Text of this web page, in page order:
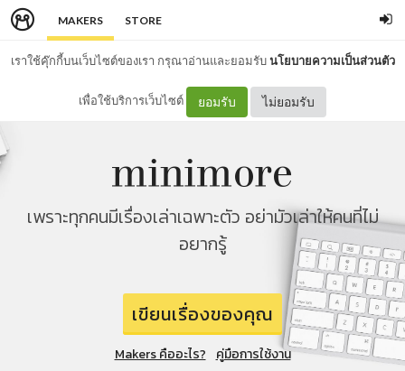
MAKERS STORE
เราใช้คุ๊กกี้บนเว็บไซต์ของเรา กรุณาอ่านและยอมรับนโยบายความเป็นส่วนตัว
เพื่อใช้บริการเว็บไซต์ ยอมรับ ไม่ยอมรับ
เพราะทุกคนมีเรื่องเล่าเฉพาะตัว อย่ามัวเล่าให้คนที่ไม่
อยากรู้
เขียนเรื่องของคุณ
Makers คืออะไร? คู่มือการใช้งาน